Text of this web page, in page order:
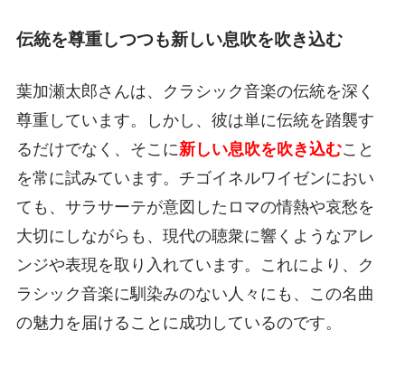
伝統を尊重しつつも新しい息吹を吹き込む
葉加瀬太郎さんは、クラシック音楽の伝統を深く
尊重しています。しかし、彼は単に伝統を踏襲す
るだけでなく、そこに新しい息吹を吹き込むこと
を常に試みています。チゴイネルワイゼンにおい
ても、サラサーテが意図したロマの情熱や哀愁を
大切にしながらも、現代の聴衆に響くようなアレ
ンジや表現を取り入れています。これにより、ク
ラシック音楽に馴染みのない人々にも、この名曲
の魅力を届けることに成功しているのです。